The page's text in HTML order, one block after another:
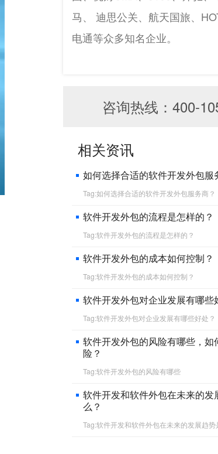
马、 迪思公关、航天国旅、
电通等众多知名企业。
咨询热线：400-
相关资讯
如何选择合适的软件开发外包服
Tag:如何选择合适的软件开发外包服务商？
软件开发外包的流程是怎样的？
Tag:软件开发外包的流程是怎样的？
软件开发外包的成本如何控制？
Tag:软件开发外包的成本如何控制？
软件开发外包对企业发展有哪些
Tag:软件开发外包对企业发展有哪些好处？
软件开发外包的风险有哪些，如
险？
Tag:软件开发外包的风险有哪些
软件开发和软件外包在未来的发
么？
Tag:软件开发和软件外包在未来的发展趋势